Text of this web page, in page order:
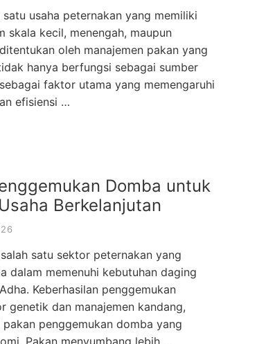
usaha peternakan yang memiliki
skala kecil, menengah, maupun
oleh manajemen pakan yang
hanya berfungsi sebagai sumber
faktor utama yang memengaruhi
efisiensi …
Domba untuk
Berkelanjutan
satu sektor peternakan yang
dalam memenuhi kebutuhan daging
Keberhasilan penggemukan
dan manajemen kandang,
penggemukan domba yang
Pakan menyumbang lebih …